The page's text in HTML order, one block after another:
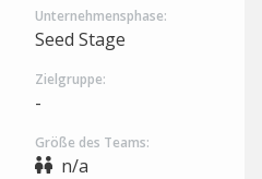
Unternehmensphase:
Seed Stage
Zielgruppe:
-
Größe des Teams:
n/a